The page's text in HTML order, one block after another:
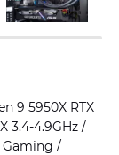
HDD
9 5950X RTX
3.4-4.9GHz /
Gaming /